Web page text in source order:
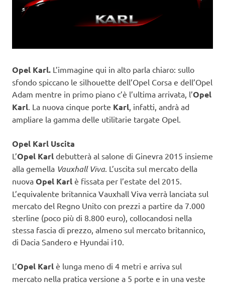
Opel Karl. L’immagine qui in alto parla chiaro: sullo
sfondo spiccano le silhouette dell’Opel Corsa e dell’Opel
Adam mentre in primo piano c’è l’ultima arrivata, l’Opel
Karl. La nuova cinque porte Karl, infatti, andrà ad
ampliare la gamma delle utilitarie targate Opel.
Opel Karl Uscita
L’Opel Karl debutterà al salone di Ginevra 2015 insieme
alla gemella Vauxhall Viva. L’uscita sul mercato della
nuova Opel Karl è fissata per l’estate del 2015.
L’equivalente britannica Vauxhall Viva verrà lanciata sul
mercato del Regno Unito con prezzi a partire da 7.000
sterline (poco più di 8.800 euro), collocandosi nella
stessa fascia di prezzo, almeno sul mercato britannico,
di Dacia Sandero e Hyundai i10.
L’Opel Karl è lunga meno di 4 metri e arriva sul
mercato nella pratica versione a 5 porte e in una veste